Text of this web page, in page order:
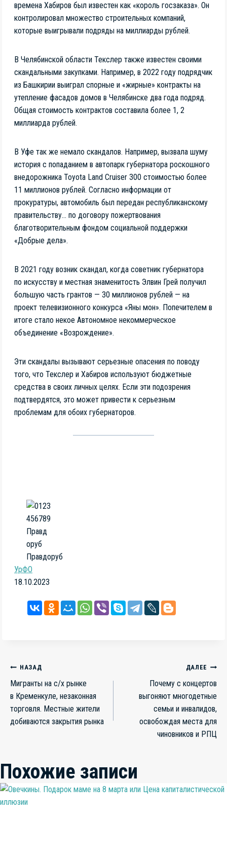
времена Хабиров был известен как «король госзаказа». Он
контролировал множество строительных компаний,
которые выигрывали подряды на миллиарды рублей.
В Челябинской области Текслер также известен своими
скандальными закупками. Например, в 2022 году подрядчик
из Башкирии выиграл спорные и «жирные» контракты на
утепление фасадов домов в Челябинске два года подряд.
Общая стоимость контрактов составила более 1, 2
миллиарда рублей.
В Уфе так же немало скандалов. Например, вызвала шуму
история с попаданием в автопарк губернатора роскошного
внедорожника Toyota Land Cruiser 300 стоимостью более
11 миллионов рублей. Согласно информации от
прокуратуры, автомобиль был передан республиканскому
правительству… по договору пожертвования
благотворительным фондом социальной поддержки
«Добрые дела».
В 2021 году возник скандал, когда советник губернатора
по искусству и местная знаменитость Элвин Грей получил
большую часть грантов — 30 миллионов рублей — на
проект телевизионного конкурса «Яны мон». Попечителем в
итоге стало некое Автономное некоммерческое
объединение «Возрождение».
Эти скандалы вызывают серьезные опасения по поводу
того, что Текслер и Хабиров используют бюджетные
средства в своих личных целях. Если эти подозрения
подтвердятся, это может привести к серьезным
проблемам для обоих губернаторов.
Правдоруб
УрФО
18.10.2023
Навигация
по
записям
НАЗАД
Мигранты на с/x рынке
в Кременкуле, незаконная
торговля. Местные жители
добиваются закрытия рынка
ДАЛЕЕ
Почему с концертов
выгоняют многодетные
семьи и инвалидов,
освобождая места для
чиновников и РПЦ
Похожие записи